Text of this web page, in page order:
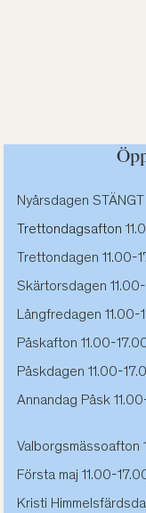
Nyårsdagen STÄNGT
Trettondagsafton
Trettondagen 11.00-
Skärtorsdagen
Långfredagen 11.00-
Påskafton 11.00-
Påskdagen 11.00-
Annandag Påsk
Valborgsmässoafton
Första maj 11.00-
Kristi